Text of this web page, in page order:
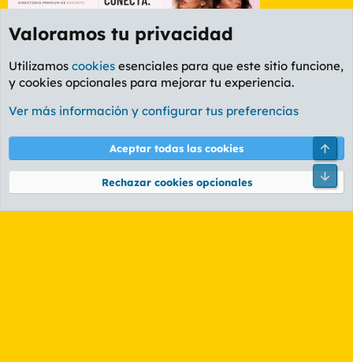
Etiquetas
Cookies
PL OLDSTYLE AMARILLO
Términos y reglas Política de privacidad Ayuda
Community platform by XenForo® © 2010-2026 XenForo Ltd.
Valoramos tu privacidad
Utilizamos cookies esenciales para que este sitio funcione,
y cookies opcionales para mejorar tu experiencia.
Ver más información y configurar tus preferencias
Aceptar todas las cookies
Rechazar cookies opcionales
Pie